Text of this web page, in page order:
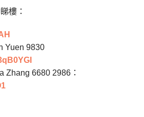
樓：
Yuen 9830
Zhang 6680 2986：